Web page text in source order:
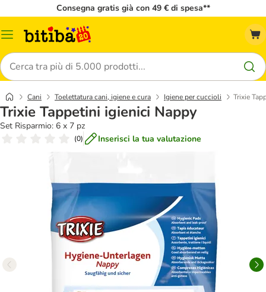
Consegna gratis già con 49 € di spesa**
Overview
Cerca
Cani Toelettatura cani, igiene e cura Igiene per cuccioli Trixie
Trixie Tappetini igienici Nappy
Set Risparmio: 6 x 7 pz
(0) Inserisci la tua valutazione